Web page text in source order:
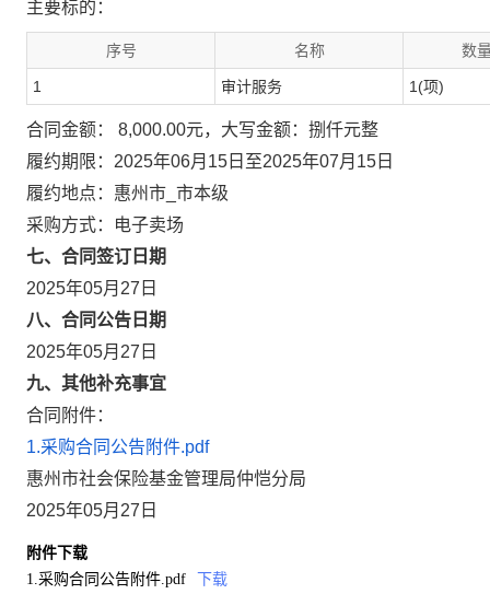
主要标的：
序号 名称 数
1 审计服务 1(项)
合同金额： 8,000.00元，大写金额：捌仟元整
履约期限：2025年06月15日至2025年07月15日
履约地点：惠州市_市本级
采购方式：电子卖场
七、合同签订日期
2025年05月27日
八、合同公告日期
2025年05月27日
九、其他补充事宜
合同附件：
1.采购合同公告附件.pdf
惠州市社会保险基金管理局仲恺分局
2025年05月27日
附件下载
1.采购合同公告附件.pdf
下载